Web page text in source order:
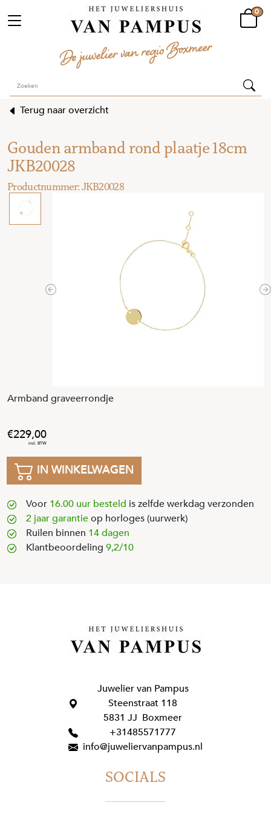
0
Terug naar overzicht
Gouden armband rond plaatje 18cm
JKB20028
Previous
Armband graveerrondje
229,00
IN WINKELWAGEN
Voor 16.00 uur besteld is zelfde werkdag verzonden
2 jaar garantieop horloges (uurwerk)
Ruilen binnen 14 dagen
Klantbeoordeling 9,2/10
Juwelier van Pampus
Steenstraat 118
5831 JJ Boxmeer
+31485571777
info@juweliervanpampus.nl
SOCIALS